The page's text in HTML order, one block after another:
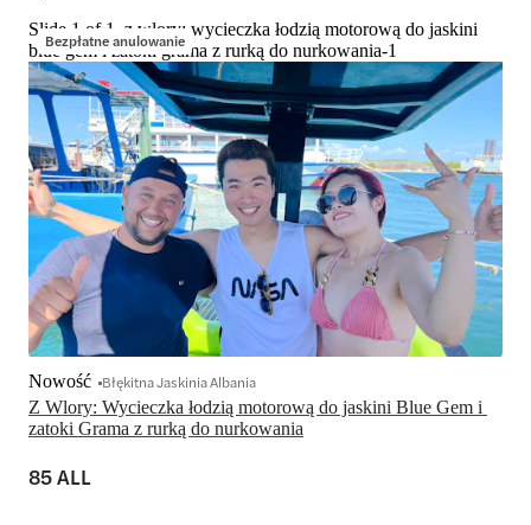
Bezpłatne anulowanie
Slide 1 of 1, z wlory: wycieczka łodzią motorową do jaskini
blue gem i zatoki grama z rurką do nurkowania-1
Z Wlory: Wycieczka łodzią motorową do jaskini Blue Gem i
zatoki Grama z rurką do nurkowania
Nowość Błękitna Jaskinia Albania
85 ALL